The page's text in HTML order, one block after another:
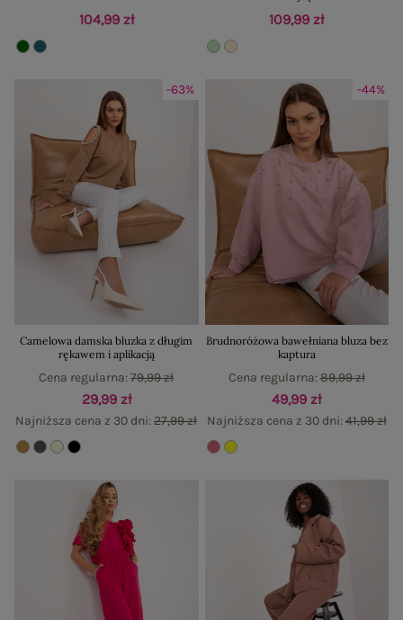
104,99 zł 109,99 zł
-63%
Camelowa damska bluzka z długim
rękawem i aplikacją
29,99 zł
Najniższa cena z 30 dni:27,99 zł
Cena regularna:79,99 zł
-44%
Brudnoróżowa bawełniana bluza bez
kaptura
49,99 zł
Najniższa cena z 30 dni:41,99 zł
Cena regularna:89,99 zł